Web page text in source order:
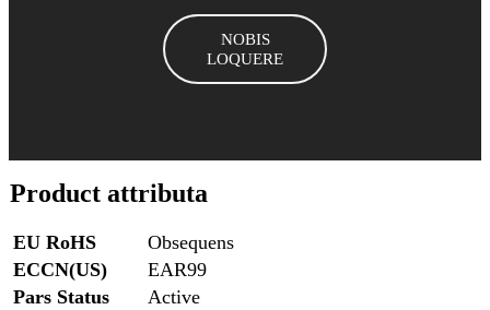
NOBIS
LOQUERE
Product attributa
EU RoHS
Obsequens
ECCN(US)
EAR99
Pars Status
Active